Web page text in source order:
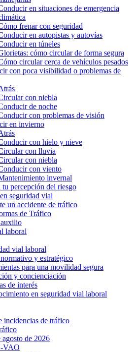
en situaciones de emergencia
frenar con seguridad
en autopistas y autovías
en túneles
cómo circular de forma segura
circular cerca de vehículos pesados
con poca visibilidad o problemas de
con niebla
de noche
con problemas de visión
en invierno
con hielo y nieve
con lluvia
con niebla
con viento
invernal
percepción del riesgo
seguridad vial
un accidente de tráfico
de Tráfico
laboral
vial laboral
y estratégico
para una movilidad segura
y concienciación
de interés
en seguridad vial laboral
incidencias de tráfico
de 2026
VAO